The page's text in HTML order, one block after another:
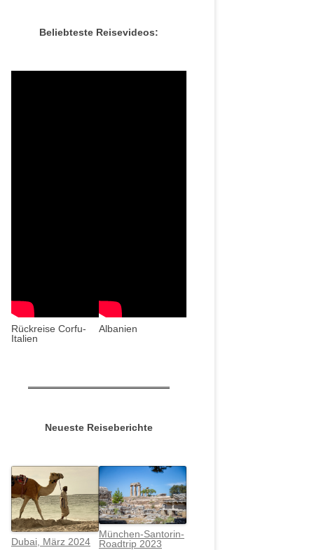
Beliebteste Reisevideos:
Rückreise Corfu-
Italien
Albanien
Neueste Reiseberichte
Dubai, März 2024
München-Santorin-
Roadtrip 2023